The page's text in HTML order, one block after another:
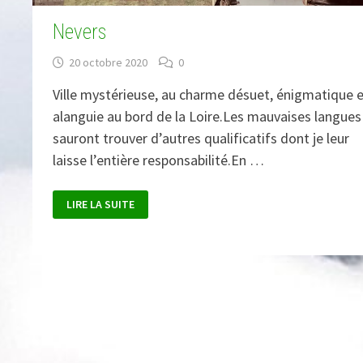
Nevers
20 octobre 2020 0
Ville mystérieuse, au charme désuet, énigmatique
alanguie au bord de la Loire.Les mauvaises langues
sauront trouver d’autres qualificatifs dont je leur
laisse l’entière responsabilité.En …
NEVERS
LIRE LA SUITE